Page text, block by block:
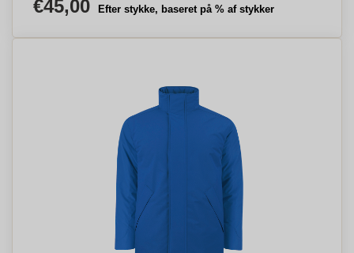
€45,00 Efter stykke, baseret på % af stykker